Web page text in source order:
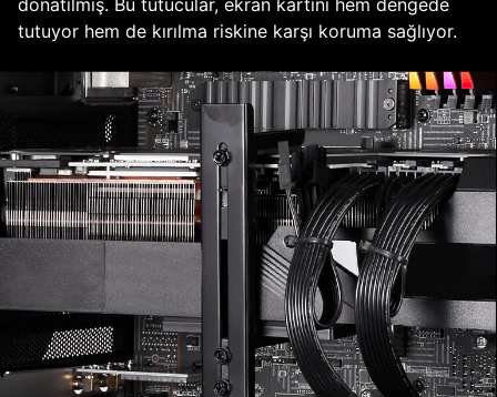
tutuyor hem de kırılma riskine karşı koruma sağlıyor.